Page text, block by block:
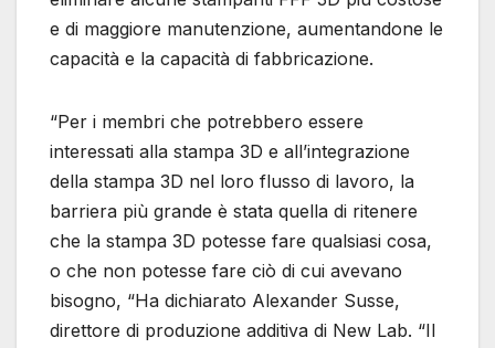
e di maggiore manutenzione, aumentandone le
capacità e la capacità di fabbricazione.
“Per i membri che potrebbero essere
interessati alla stampa 3D e all’integrazione
della stampa 3D nel loro flusso di lavoro, la
barriera più grande è stata quella di ritenere
che la stampa 3D potesse fare qualsiasi cosa,
o che non potesse fare ciò di cui avevano
bisogno, “Ha dichiarato Alexander Susse,
direttore di produzione additiva di New Lab. “Il